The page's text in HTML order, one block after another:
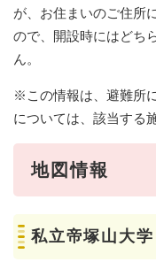
が、お住まいのご住所
ので、開設時にはどち
ん。
※この情報は、避難所
については、該当する
地図情報
私立帝塚山大学